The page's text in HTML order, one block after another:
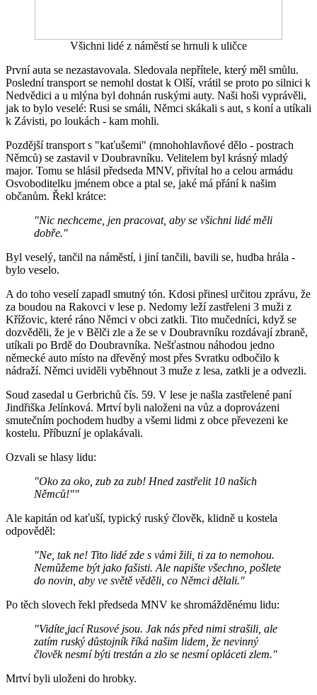
Všichni lidé z náměstí se hrnuli k uličce
První auta se nezastavovala. Sledovala nepřítele, který měl smůlu.
Poslední transport se nemohl dostat k Olší, vrátil se proto po silnici k
Nedvědici a u mlýna byl dohnán ruskými auty. Naši hoši vyprávěli,
jak to bylo veselé: Rusi se smáli, Němci skákali s aut, s koní a utíkali
k Závisti, po loukách - kam mohli.
Pozdější transport s "kaťušemi" (mnohohlavňové dělo - postrach
Němců) se zastavil v Doubravníku. Velitelem byl krásný mladý
major. Tomu se hlásil předseda MNV, přivítal ho a celou armádu
Osvoboditelku jménem obce a ptal se, jaké má přání k našim
občanům. Řekl krátce:
"Nic nechceme, jen pracovat, aby se všichni lidé měli
dobře."
Byl veselý, tančil na náměstí, i jiní tančili, bavili se, hudba hrála -
bylo veselo.
A do toho veselí zapadl smutný tón. Kdosi přinesl určitou zprávu, že
za boudou na Rakovci v lese p. Nedomy leží zastřeleni 3 muži z
Křížovic, které ráno Němci v obci zatkli. Tito mučedníci, když se
dozvěděli, že je v Bělči zle a že se v Doubravníku rozdávají zbraně,
utíkali po Brdě do Doubravníka. Nešťastnou náhodou jedno
německé auto místo na dřevěný most přes Svratku odbočilo k
nádraží. Němci uviděli vyběhnout 3 muže z lesa, zatkli je a odvezli.
Soud zasedal u Gerbrichů čís. 59. V lese je našla zastřelené paní
Jindřiška Jelínková. Mrtví byli naloženi na vůz a doprovázeni
smutečním pochodem hudby a všemi lidmi z obce převezeni ke
kostelu. Příbuzní je oplakávali.
Ozvali se hlasy lidu:
"Oko za oko, zub za zub! Hned zastřelit 10 našich
Němců!""
Ale kapitán od kaťuší, typický ruský člověk, klidně u kostela
odpověděl:
"Ne, tak ne! Tito lidé zde s vámi žili, ti za to nemohou.
Nemůžeme být jako fašisti. Ale napište všechno, pošlete
do novin, aby ve světě věděli, co Němci dělali."
Po těch slovech řekl předseda MNV ke shromážděnému lidu:
"Vidíte,jací Rusové jsou. Jak nás před nimi strašili, ale
zatím ruský důstojník říká našim lidem, že nevinný
člověk nesmí býti trestán a zlo se nesmí opláceti zlem."
Mrtví byli uloženi do hrobky.